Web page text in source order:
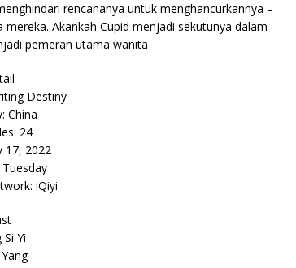
rencananya untuk menghancurkannya –
Akankah Cupid menjadi sekutunya dalam
pemeran utama wanita
Destiny
China
24
17, 2022
iQiyi
Yi